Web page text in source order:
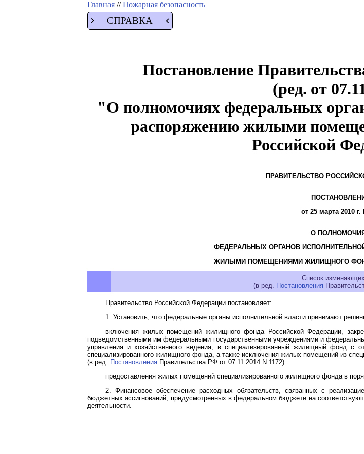
Главная //Пожарная безопасность
СПРАВКА
Постановление
(ред. от
"О полномочиях федеральных
распоряжению жилыми
Российской
ПРАВИТЕЛЬСТВО
от 25 марта 2010 г.
О
ФЕДЕРАЛЬНЫХ ОРГАНОВ
ЖИЛЫМИ ПОМЕЩЕНИЯМИ ЖИЛИЩНОГО
Список
(в ред. Постановления
Правительство Российской Федерации постановляет:
1. Установить, что федеральные органы исполнительной власти принимают
включения жилых помещений жилищного фонда Российской Федерации,
подведомственными им федеральными государственными учреждениями и
управления и хозяйственного ведения, в специализированный жилищный фонд
специализированного жилищного фонда, а также исключения жилых помещений из
(в ред. Постановления Правительства РФ от 07.11.2014 N 1172)
предоставления жилых помещений специализированного жилищного фонда в
2. Финансовое обеспечение расходных обязательств, связанных с
бюджетных ассигнований, предусмотренных в федеральном бюджете на
деятельности.